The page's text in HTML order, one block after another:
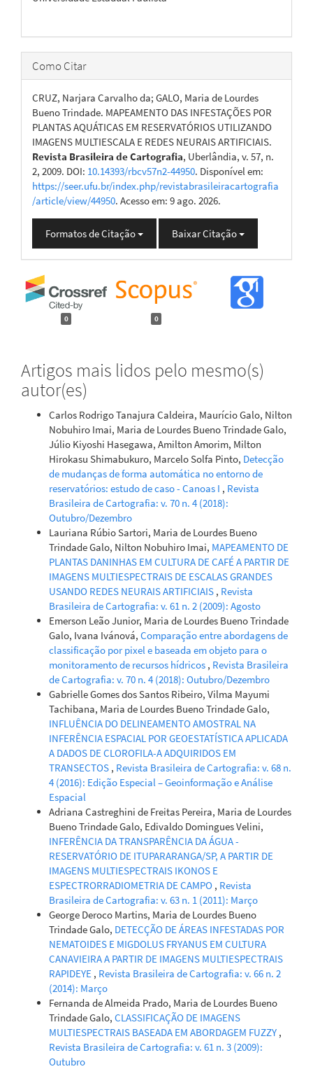
Como Citar
CRUZ, Narjara Carvalho da; GALO, Maria de Lourdes
Bueno Trindade. MAPEAMENTO DAS INFESTAÇÕES POR
PLANTAS AQUÁTICAS EM RESERVATÓRIOS UTILIZANDO
IMAGENS MULTIESCALA E REDES NEURAIS ARTIFICIAIS.
Revista Brasileira de Cartografia, Uberlândia, v. 57, n.
2, 2009. DOI: 10.14393/rbcv57n2-44950. Disponível em:
https://seer.ufu.br/index.php/revistabrasileiracartografia
/article/view/44950. Acesso em: 9 ago. 2026.
Formatos de Citação Baixar Citação
0 0
Artigos mais lidos pelo mesmo(s)
autor(es)
Carlos Rodrigo Tanajura Caldeira, Maurício Galo, Nilton
Nobuhiro Imai, Maria de Lourdes Bueno Trindade Galo,
Júlio Kiyoshi Hasegawa, Amilton Amorim, Milton
Hirokasu Shimabukuro, Marcelo Solfa Pinto, Detecção
de mudanças de forma automática no entorno de
reservatórios: estudo de caso - Canoas I , Revista
Brasileira de Cartografia: v. 70 n. 4 (2018):
Outubro/Dezembro
Lauriana Rúbio Sartori, Maria de Lourdes Bueno
Trindade Galo, Nilton Nobuhiro Imai, MAPEAMENTO DE
PLANTAS DANINHAS EM CULTURA DE CAFÉ A PARTIR DE
IMAGENS MULTIESPECTRAIS DE ESCALAS GRANDES
USANDO REDES NEURAIS ARTIFICIAIS , Revista
Brasileira de Cartografia: v. 61 n. 2 (2009): Agosto
Emerson Leão Junior, Maria de Lourdes Bueno Trindade
Galo, Ivana Ivánová, Comparação entre abordagens de
classificação por pixel e baseada em objeto para o
monitoramento de recursos hídricos , Revista Brasileira
de Cartografia: v. 70 n. 4 (2018): Outubro/Dezembro
Gabrielle Gomes dos Santos Ribeiro, Vilma Mayumi
Tachibana, Maria de Lourdes Bueno Trindade Galo,
INFLUÊNCIA DO DELINEAMENTO AMOSTRAL NA
INFERÊNCIA ESPACIAL POR GEOESTATÍSTICA APLICADA
A DADOS DE CLOROFILA-A ADQUIRIDOS EM
TRANSECTOS , Revista Brasileira de Cartografia: v. 68 n.
4 (2016): Edição Especial – Geoinformação e Análise
Espacial
Adriana Castreghini de Freitas Pereira, Maria de Lourdes
Bueno Trindade Galo, Edivaldo Domingues Velini,
INFERÊNCIA DA TRANSPARÊNCIA DA ÁGUA -
RESERVATÓRIO DE ITUPARARANGA/SP, A PARTIR DE
IMAGENS MULTIESPECTRAIS IKONOS E
ESPECTRORRADIOMETRIA DE CAMPO , Revista
Brasileira de Cartografia: v. 63 n. 1 (2011): Março
George Deroco Martins, Maria de Lourdes Bueno
Trindade Galo, DETECÇÃO DE ÁREAS INFESTADAS POR
NEMATOIDES E MIGDOLUS FRYANUS EM CULTURA
CANAVIEIRA A PARTIR DE IMAGENS MULTIESPECTRAIS
RAPIDEYE , Revista Brasileira de Cartografia: v. 66 n. 2
(2014): Março
Fernanda de Almeida Prado, Maria de Lourdes Bueno
Trindade Galo, CLASSIFICAÇÃO DE IMAGENS
MULTIESPECTRAIS BASEADA EM ABORDAGEM FUZZY ,
Revista Brasileira de Cartografia: v. 61 n. 3 (2009):
Outubro